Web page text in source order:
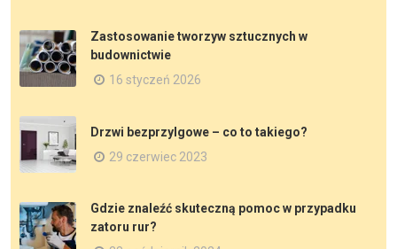
Zastosowanie tworzyw sztucznych w
budownictwie
16 styczeń 2026
​Drzwi bezprzylgowe – co to takiego?
29 czerwiec 2023
Gdzie znaleźć skuteczną pomoc w przypadku
zatoru rur?